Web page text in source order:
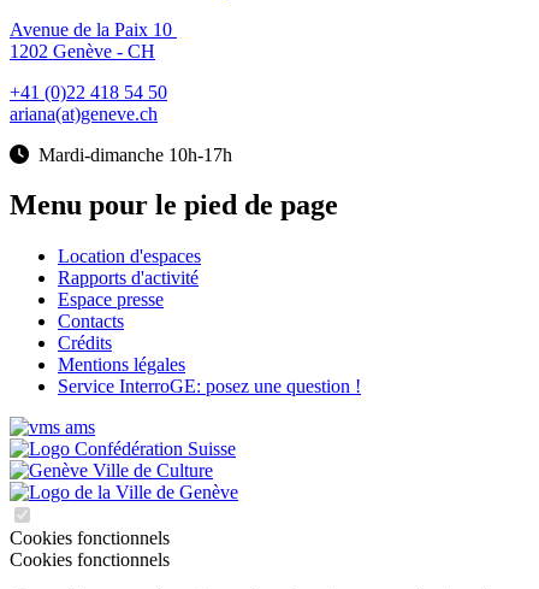
Avenue de la Paix 10
1202 Genève - CH
+41 (0)22 418 54 50
ariana(at)geneve.ch
Mardi-dimanche 10h-17h
Menu pour le pied de page
Location d'espaces
Rapports d'activité
Espace presse
Contacts
Crédits
Mentions légales
Service InterroGE: posez une question !
Cookies fonctionnels
Cookies fonctionnels